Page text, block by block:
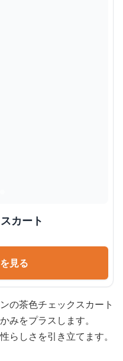
カート
見る
の茶色チェックスカート
みをプラスします。
らしさを引き立てます。